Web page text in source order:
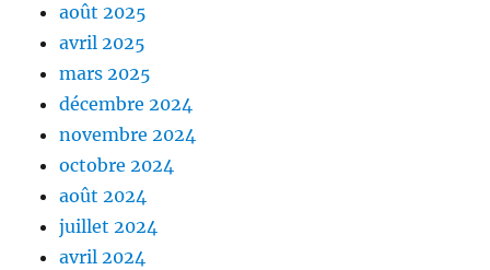
août 2025
avril 2025
mars 2025
décembre 2024
novembre 2024
octobre 2024
août 2024
juillet 2024
avril 2024